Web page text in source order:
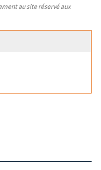
au site réservé aux